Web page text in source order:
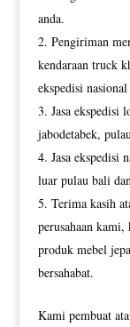
anda.
Pengiriman
kendaraan truck
ekspedisi
Jasa ekspedisi
jabodetabek,
Jasa ekspedisi
luar pulau bali
Terima kasih
perusahaan
produk mebel
bersahabat.
Kami pembuat